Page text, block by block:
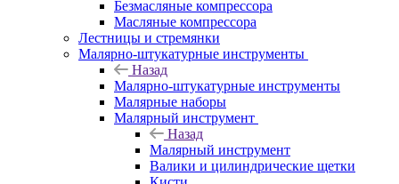
Безмасляные компрессора
Масляные компрессора
Лестницы и стремянки
Малярно-штукатурные инструменты
Назад
Малярно-штукатурные инструменты
Малярные наборы
Малярный инструмент
Назад
Малярный инструмент
Валики и цилиндрические щетки